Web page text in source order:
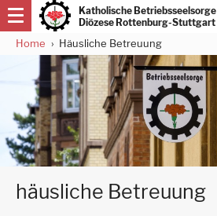
Direkt
zum
Inhalt
Katholische Betriebsseelsorge
Diözese Rottenburg-Stuttgart
Home Häusliche Betreuung
häusliche Betreuung